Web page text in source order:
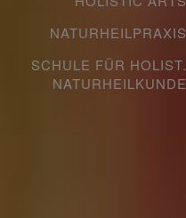
NATURHEILPRAXIS
SCHULE FÜR HOLIST.
NATURHEILKUNDE